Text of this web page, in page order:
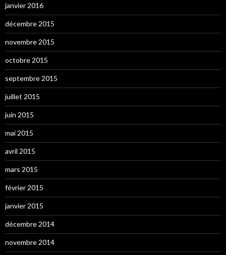
janvier 2016
décembre 2015
novembre 2015
octobre 2015
septembre 2015
juillet 2015
juin 2015
mai 2015
avril 2015
mars 2015
février 2015
janvier 2015
décembre 2014
novembre 2014